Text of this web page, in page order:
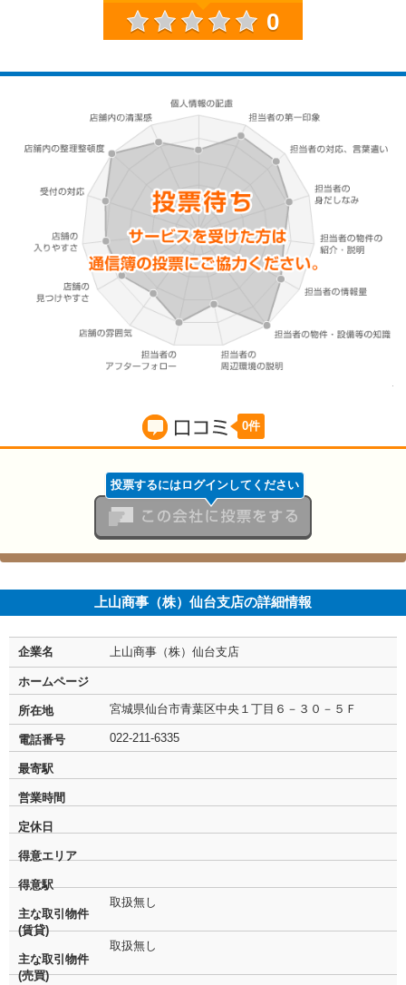
0
口コミ
0件
投票するにはログインしてください
上山商事（株）仙台支店の詳細情報
企業名 上山商事（株）仙台支店
ホームページ
所在地 宮城県仙台市青葉区中央１丁目６－３０－５Ｆ
電話番号 022-211-6335
最寄駅
営業時間
定休日
得意エリア
得意駅
主な取引物件
(賃貸)
取扱無し
主な取引物件
(売買)
取扱無し